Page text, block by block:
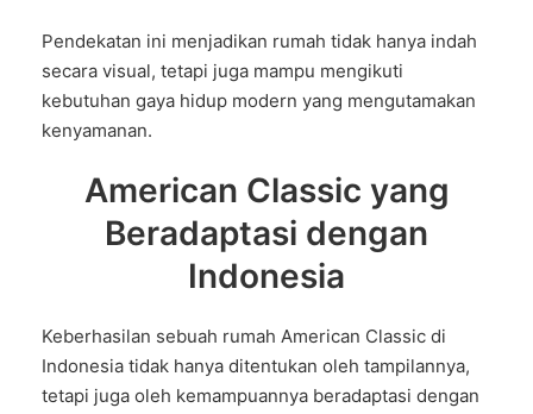
Pendekatan ini menjadikan rumah tidak hanya indah
secara visual, tetapi juga mampu mengikuti
kebutuhan gaya hidup modern yang mengutamakan
kenyamanan.
American Classic yang
Beradaptasi dengan
Indonesia
Keberhasilan sebuah rumah American Classic di
Indonesia tidak hanya ditentukan oleh tampilannya,
tetapi juga oleh kemampuannya beradaptasi dengan